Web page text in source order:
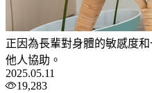
正因為長輩對身體的敏感度
他人協助。
2025.05.11
19,283